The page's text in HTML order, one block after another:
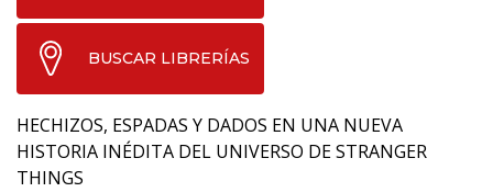
BUSCAR LIBRERÍAS
HECHIZOS, ESPADAS Y DADOS EN UNA NUEVA
HISTORIA INÉDITA DEL UNIVERSO DE STRANGER
THINGS